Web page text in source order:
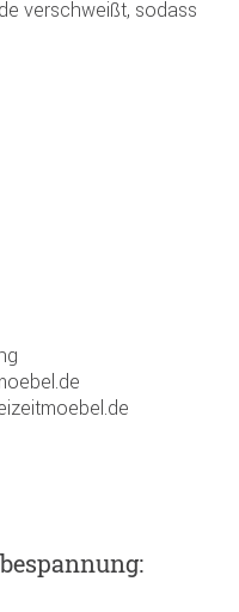
verschweißt, sodass
: